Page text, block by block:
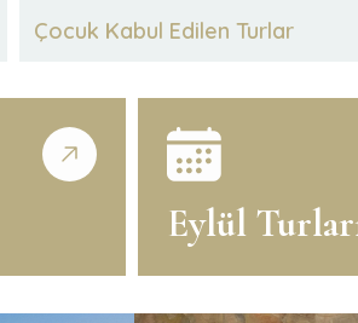
Çocuk Kabul Edilen Turlar
Eylül